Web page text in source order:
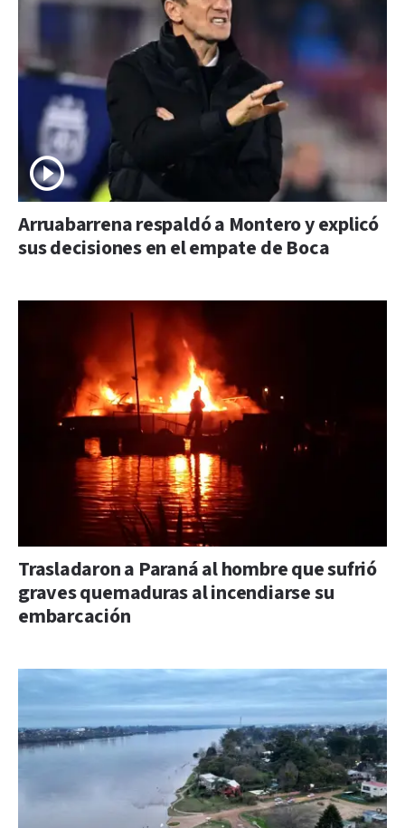
Arruabarrena respaldó a Montero y explicó
sus decisiones en el empate de Boca
Trasladaron a Paraná al hombre que sufrió
graves quemaduras al incendiarse su
embarcación